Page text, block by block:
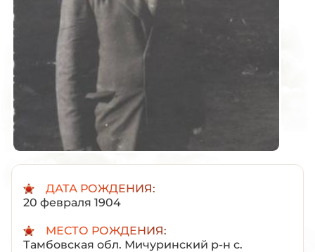
ДАТА РОЖДЕНИЯ:
20 февраля 1904
МЕСТО РОЖДЕНИЯ:
Тамбовская обл. Мичуринский р-н с.